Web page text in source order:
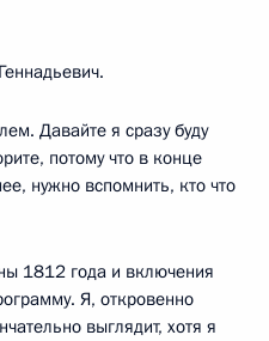
Давайте я сразу буду
потому что в конце
нужно вспомнить, кто что
1812 года и включения
Я, откровенно
выглядит, хотя я